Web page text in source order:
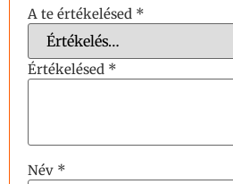
A te értékelésed *
Értékelésed *
Név *